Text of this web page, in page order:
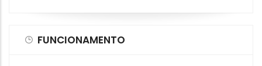
FUNCIONAMENTO